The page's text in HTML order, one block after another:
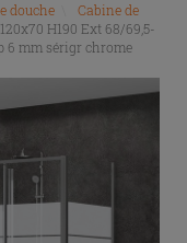
douche
Cabine de
H190 Ext 68/69,5-
6 mm sérigr chrome